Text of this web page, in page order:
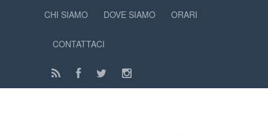
CHI SIAMO DOVE SIAMO ORARI
CONTATTACI